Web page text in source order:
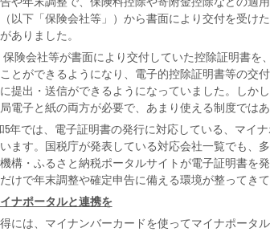
以下「保険会社等」）から書面により交付を受け
ありました。
保険会社等が書面により交付していた控除証明書
とができるようになり、電子的控除証明書等の交
提出・送信ができるようになっていました。しか
電子と紙の両方が必要で、あまり使える制度ではあ
5年では、電子証明書の発行に対応している、マイ
ます。国税庁が発表している対応会社一覧でも、
構・ふるさと納税ポータルサイトが電子証明書を
けで年末調整や確定申告に備える環境が整ってきて
ナポータルと連携を
には、マイナンバーカードを使ってマイナポータ